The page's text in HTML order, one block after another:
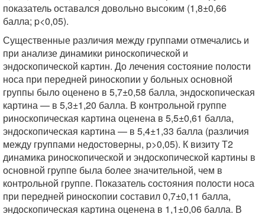
показатель оставался довольно высоким (1,8±0,66
балла; p<0,05).
Существенные различия между группами отмечались и
при анализе динамики риноскопической и
эндоскопической картин. До лечения состояние полости
носа при передней риноскопии у больных основной
группы было оценено в 5,7±0,58 балла, эндоскопическая
картина — в 5,3±1,20 балла. В контрольной группе
риноскопическая картина оценена в 5,5±0,61 балла,
эндоскопическая картина — в 5,4±1,33 балла (различия
между группами недостоверны, p>0,05). К визиту Т2
динамика риноскопической и эндоскопической картины в
основной группе была более значительной, чем в
контрольной группе. Показатель состояния полости носа
при передней риноскопии составил 0,7±0,11 балла,
эндоскопическая картина оценена в 1,1±0,06 балла. В